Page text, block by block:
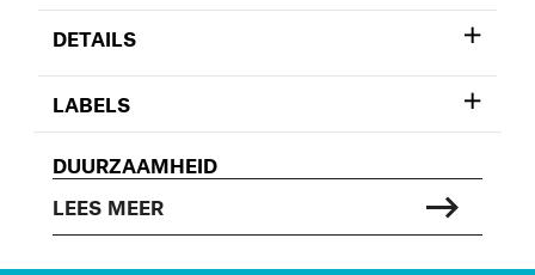
DETAILS
LABELS
DUURZAAMHEID
LEES MEER